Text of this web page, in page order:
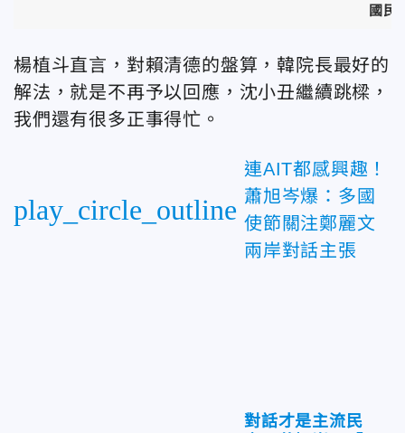
國民
楊植斗直言，對賴清德的盤算，韓院長最好的
解法，就是不再予以回應，沈小丑繼續跳樑，
我們還有很多正事得忙。
play_circle_outline
連AIT都感興趣！
蕭旭岑爆：多國
使節關注鄭麗文
兩岸對話主張
對話才是主流民